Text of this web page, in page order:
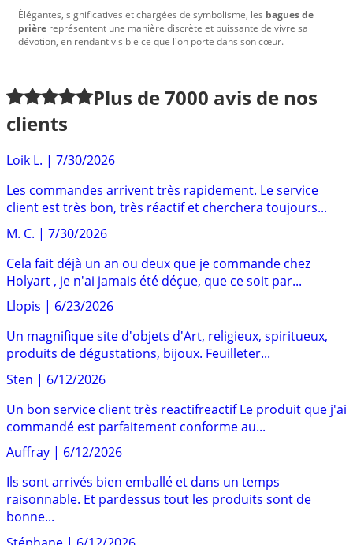
Élégantes, significatives et chargées de symbolisme, les bagues de
prière représentent une manière discrète et puissante de vivre sa
dévotion, en rendant visible ce que l'on porte dans son cœur.
Plus de7000 avis de nos
clients
Loik L. | 7/30/2026
Les commandes arrivent très rapidement. Le service
client est très bon, très réactif et cherchera toujours...
M. C. | 7/30/2026
Cela fait déjà un an ou deux que je commande chez
Holyart , je n'ai jamais été déçue, que ce soit par...
Llopis | 6/23/2026
Un magnifique site d'objets d'Art, religieux, spiritueux,
produits de dégustations, bijoux. Feuilleter...
Sten | 6/12/2026
Un bon service client très reactifreactif Le produit que j'ai
commandé est parfaitement conforme au...
Auffray | 6/12/2026
Ils sont arrivés bien emballé et dans un temps
raisonnable. Et pardessus tout les produits sont de
bonne...